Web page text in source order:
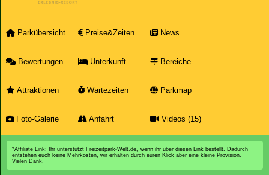
Parkübersicht Preise&Zeiten News
Bewertungen Unterkunft Bereiche
Attraktionen Wartezeiten Parkmap
Foto-Galerie Anfahrt Videos (15)
*Affiliate Link: Ihr unterstützt Freizeitpark-Welt.de, wenn ihr über diesen Link bestellt. Dadurch
entstehen euch keine Mehrkosten, wir erhalten durch euren Klick aber eine kleine Provision.
Vielen Dank.